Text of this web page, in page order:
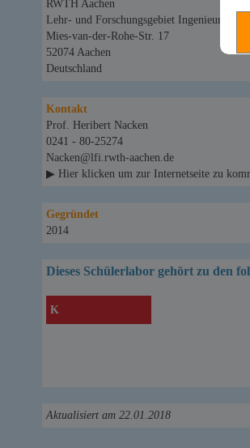
RWTH Aachen
Lehr- und Forschungsgebiet
Mies-van-der-Rohe-Str. 17
52074 Aachen
Deutschland
Kontakt
Prof. Heribert Nacken
0241 - 80-25274
Nacken@lfi.rwth-aachen.de
▶ Hier klicken um zur Internetseite zu
Gegründet
2014
Dieses Schülerlabor gehört zu den
K
Aktualisiert am 22.01.2018